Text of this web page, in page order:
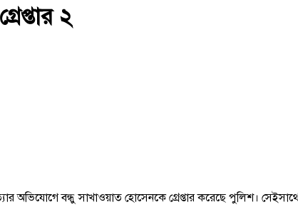
২
অভিযোগে বন্ধু সাখাওয়াত হোসেনকে গ্রেপ্তার করেছে পুলিশ।